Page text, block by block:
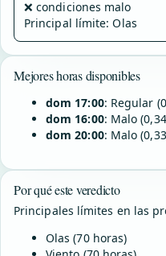
❌condiciones malo
Principal límite: Olas
Mejores horas disponibles
dom 17:00: Regular
dom 16:00: Malo
dom 20:00: Malo
Por qué este veredicto
Principales límites en las
Olas (70 horas)